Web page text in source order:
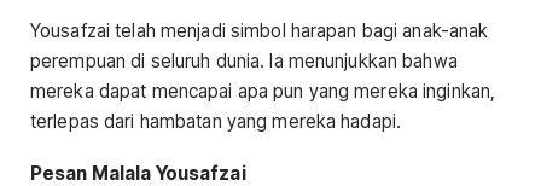
Yousafzai telah menjadi simbol harapan bagi anak-anak
perempuan di seluruh dunia. Ia menunjukkan bahwa
mereka dapat mencapai apa pun yang mereka inginkan,
terlepas dari hambatan yang mereka hadapi.
Pesan Malala Yousafzai